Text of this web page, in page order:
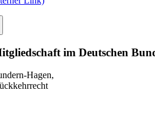
im Deutschen
Hagen,